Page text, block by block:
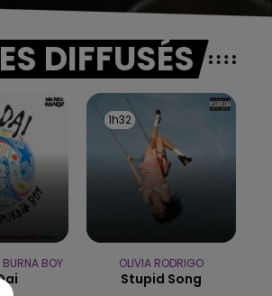
DIFFUSÉS
BURNA BOY
1h32
1h32
OLIVIA RODRIGO
Stupid Song